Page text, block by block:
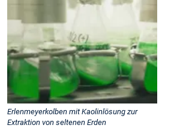
Erlenmeyerkolben mit Kaolinlösung zur
Extraktion von seltenen Erden